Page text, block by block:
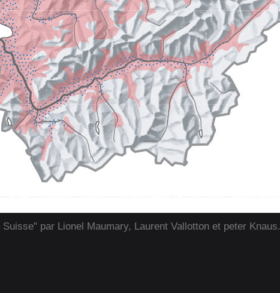
par Lionel Maumary, Laurent Vallotton et peter Knaus.